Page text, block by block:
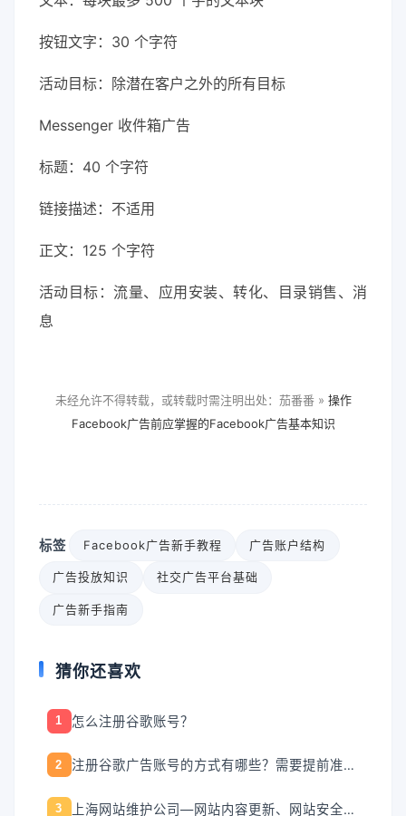
按钮文字：30 个字符
活动目标：除潜在客户之外的所有目标
Messenger 收件箱广告
标题：40 个字符
链接描述：不适用
正文：125 个字符
活动目标：流量、应用安装、转化、目录销售、消
息
未经允许不得转载，或转载时需注明出处：茄番番 » 操作
Facebook广告前应掌握的Facebook广告基本知识
标签 Facebook广告新手教程 广告账户结构
广告投放知识 社交广告平台基础
广告新手指南
猜你还喜欢
1 怎么注册谷歌账号？
2 注册谷歌广告账号的方式有哪些？需要提前准备什么？
3 上海网站维护公司—网站内容更新、网站安全维护、网站日常运维服务